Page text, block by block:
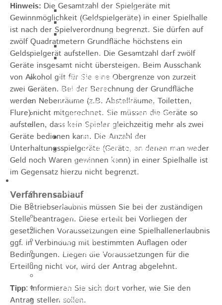
Gmünder Str. 29
Raiffeisenstraße 10
Hauptstraße 30
Gmünder Str. 5
Ev. Pfarrhaus Hauptstraße 46
Gewerbegebiete
Unternehmen
Kommunale Wärmeplanung
Starkregenrisiko und Hochwasser
Breitbandausbau
Breitbandausbau Graue Flecken
Breitband - Eigenwirtschaftlicher
Ausbau - TNG
Suche
Kontakt
Inhaltsverzeichnis
Navigationshilfe
Impressum
Nutzungsbedingungen
Datenschutz
Leichte Sprache
Gebärdensprache
Hinweis: Die Gesamtzahl der Spielgeräte mit
Gewinnmöglichkeit (Geldspielgeräte) in einer Spielhalle
ist nach der Spielverordnung begrenzt. Sie dürfen auf
zwölf Quadratmetern Grundfläche höchstens ein
Geldspielgerät aufstellen. Die Gesamtzahl darf zwölf
Geräte insgesamt nicht übersteigen. Beim Ausschank
von Alkohol gilt für Sie eine Obergrenze von zurzeit
zwei Geräten. Bei der Berechnung der Grundfläche
werden Nebenräume (z.B. Abstellräume, Toiletten,
Flure) nicht mitgerechnet. Sie müssen die Geräte so
aufstellen, dass kein Spieler gleichzeitig mehr als zwei
Geräte bedienen kann. Die Anzahl der
Unterhaltungsspielgeräte (Geräte, an denen man weder
Geld noch Waren gewinnen kann) in einer Spielhalle ist
im Gegensatz hierzu nicht begrenzt.
Verfahrensablauf
Die Betriebserlaubnis müssen Sie bei der zuständigen
Stelle beantragen. Diese erteilt bei Vorliegen der
gesetzlichen Voraussetzungen eine Spielhallenerlaubnis
ggf. in Verbindung mit bestimmten Auflagen oder
Bedingungen. Liegen die Voraussetzungen für die
Erteilung nicht vor, wird der Antrag abgelehnt.
Tipp: Informieren Sie sich dort vorher, wie Sie den
Antrag stellen sollen.